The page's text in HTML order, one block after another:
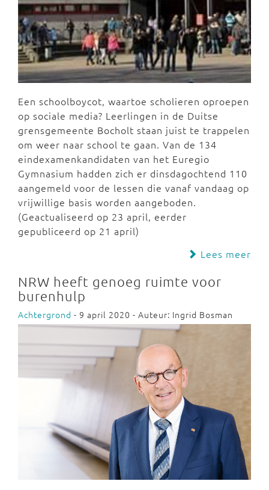
Een schoolboycot, waartoe scholieren oproepen
op sociale media? Leerlingen in de Duitse
grensgemeente Bocholt staan juist te trappelen
om weer naar school te gaan. Van de 134
eindexamenkandidaten van het Euregio
Gymnasium hadden zich er dinsdagochtend 110
aangemeld voor de lessen die vanaf vandaag op
vrijwillige basis worden aangeboden.
(Geactualiseerd op 23 april, eerder
gepubliceerd op 21 april)
Lees meer
NRW heeft genoeg ruimte voor
burenhulp
Achtergrond - 9 april 2020 - Auteur: Ingrid Bosman